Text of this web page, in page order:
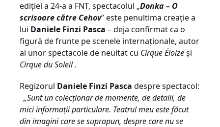
ediţiei a 24-a a FNT, spectacolul „Donka – O
scrisoare către Cehov” este penultima creaţie a
lui Daniele Finzi Pasca – deja confirmat ca o
figură de frunte pe scenele internaţionale, autor
al unor spectacole de neuitat cu Cirque Éloizeşi
Cirque du Soleil.
Regizorul Daniele Finzi Pasca despre spectacol:
„Sunt un colecţionar de momente, de detalii, de
mici informaţii particulare. Teatrul meu este făcut
din imagini care se suprapun, despre care nu se